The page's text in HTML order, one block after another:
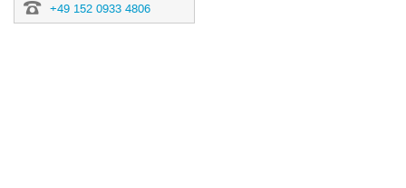
+49 152 0933 4806